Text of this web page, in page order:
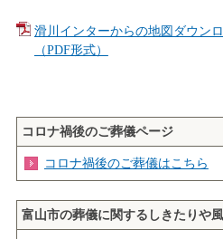
滑川インターからの地図ダウン
（PDF形式）
コロナ禍後のご葬儀ページ
コロナ禍後のご葬儀はこちら
富山市の葬儀に関するしきたりや